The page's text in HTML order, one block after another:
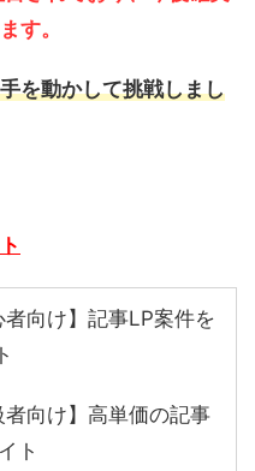
す。
を動かして挑戦しまし
向け】記事LP案件を
者向け】高単価の記事
ト